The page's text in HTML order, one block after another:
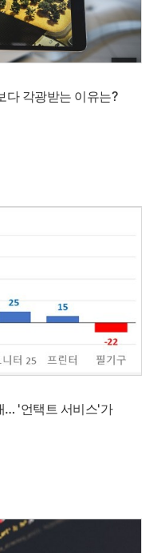
다 각광받는 이유는?
… '언택트 서비스'가